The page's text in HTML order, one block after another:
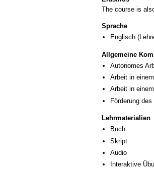
The course is
Sprache
Englisch
Allgemeine
Autonomes
Arbeit in
Arbeit in
Förderung
Lehrmaterialien
Buch
Skript
Audio
Interaktive